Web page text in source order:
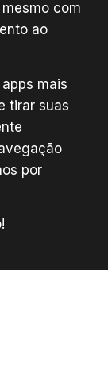
com
ao
mais
tirar suas
por